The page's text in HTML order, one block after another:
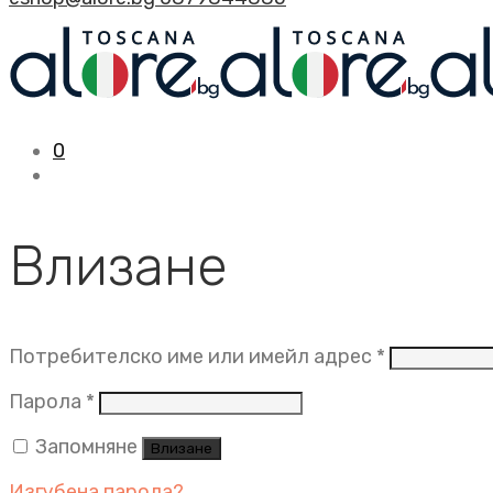
0
Влизане
Потребителско име или имейл адрес *
Парола * Задължително
Запомняне
Влизане